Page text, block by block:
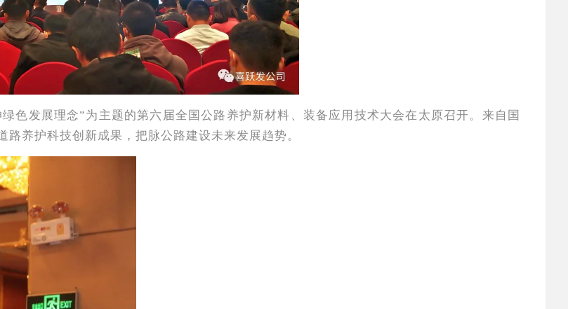
色发展理念”为主题的第六届全国公路养护新材料、装备应用技术大会在太原召开。来自国
养护科技创新成果，把脉公路建设未来发展趋势。